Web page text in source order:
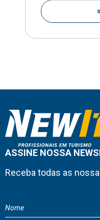
ASSINE NOSSA
Receba todas as